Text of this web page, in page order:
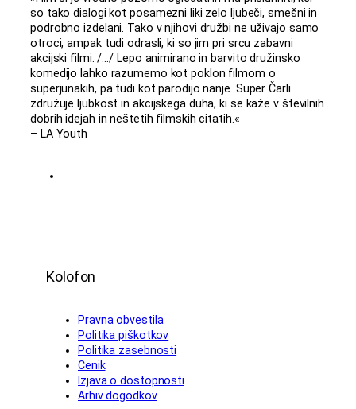
so tako dialogi kot posamezni liki zelo ljubeči, smešni in
podrobno izdelani. Tako v njihovi družbi ne uživajo samo
otroci, ampak tudi odrasli, ki so jim pri srcu zabavni
akcijski filmi. /…/ Lepo animirano in barvito družinsko
komedijo lahko razumemo kot poklon filmom o
superjunakih, pa tudi kot parodijo nanje. Super Čarli
združuje ljubkost in akcijskega duha, ki se kaže v številnih
dobrih idejah in neštetih filmskih citatih.«
– LA Youth
Kolofon
Pravna obvestila
Politika piškotkov
Politika zasebnosti
Cenik
Izjava o dostopnosti
Arhiv dogodkov